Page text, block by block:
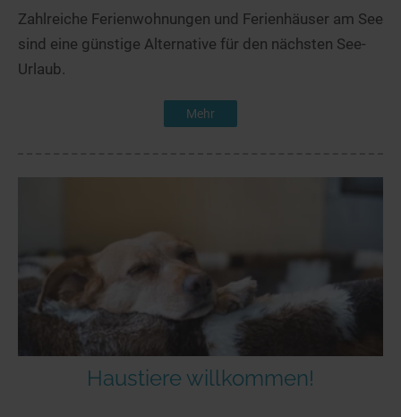
Zahlreiche Ferienwohnungen und Ferienhäuser am See
sind eine günstige Alternative für den nächsten See-
Urlaub.
Mehr
Haustiere willkommen!